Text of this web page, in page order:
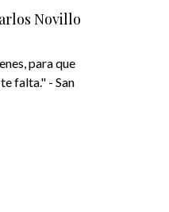
Novillo
para que
falta." - San